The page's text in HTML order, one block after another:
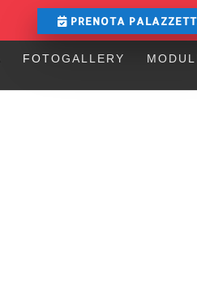
PRENOTA
FOTOGALLERY